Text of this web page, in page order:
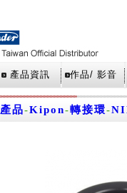
產品資訊 作品/ 影音
產品-Kipon-轉接環-